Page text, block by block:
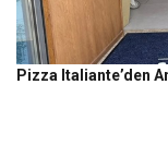
Pizza Italiante’den